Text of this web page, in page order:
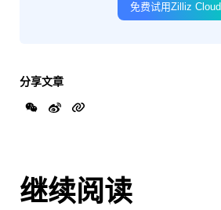
免费试用Zilliz Cloud
分享文章
继续阅读